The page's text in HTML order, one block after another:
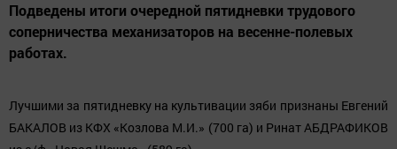
Подведены итоги очередной пятидневки трудового
соперничества механизаторов на весенне-полевых
работах.
Лучшими за пятидневку на культивации зяби признаны Евгений
БАКАЛОВ из КФХ «Козлова М.И.» (700 га) и Ринат АБДРАФИКОВ